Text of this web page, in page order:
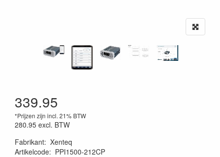
339.95
*Prijzen zijn incl. 21% BTW
280.95 excl. BTW
Fabrikant: Xenteq
Artikelcode: PPI1500-212CP